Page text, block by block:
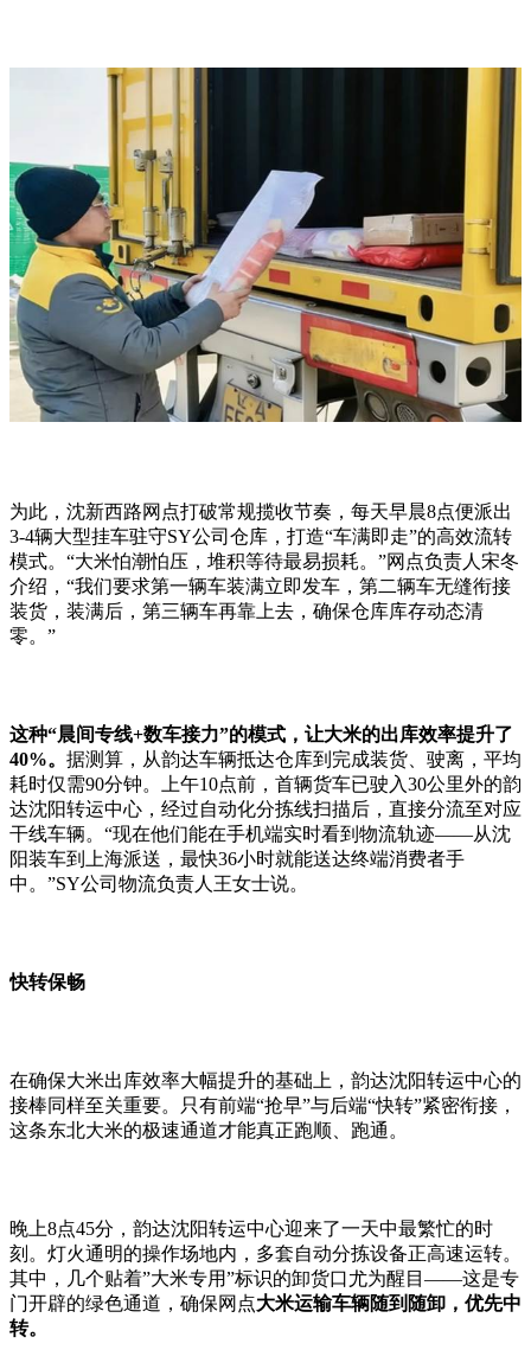
为此，沈新西路网点打破常规揽收节奏，每天早晨8点便派出
3-4辆大型挂车驻守SY公司仓库，打造“车满即走”的高效流转
模式。 “大米怕潮怕压，堆积等待最易损耗。 ”网点负责人宋冬
介绍， “我们要求第一辆车装满立即发车，第二辆车无缝衔接
装货，装满后，第三辆车再靠上去，确保仓库库存动态清
零。 ”
这种“晨间专线+数车接力”的模式，让大米的出库效率提升了
40%。 据测算，从韵达车辆抵达仓库到完成装货、驶离，平均
耗时仅需90分钟。上午10点前，首辆货车已驶入30公里外的韵
达沈阳转运中心，经过自动化分拣线扫描后，直接分流至对应
干线车辆。 “现在他们能在手机端实时看到物流轨迹——从沈
阳装车到上海派送，最快36小时就能送达终端消费者手
中。 ”SY公司物流负责人王女士说。
快转保畅
在确保大米出库效率大幅提升的基础上，韵达沈阳转运中心的
接棒同样至关重要。只有前端“抢早”与后端“快转”紧密衔接，
这条东北大米的极速通道才能真正跑顺、跑通。
晚上8点45分，韵达沈阳转运中心迎来了一天中最繁忙的时
刻。灯火通明的操作场地内，多套自动分拣设备正高速运转。
其中，几个贴着”大米专用”标识的卸货口尤为醒目 ——这是专
门开辟的绿色通道，确保网点大米运输车辆随到随卸，优先中
转。